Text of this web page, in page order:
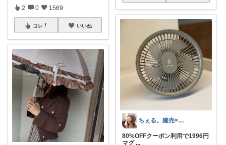
2 0 1569
コレ いいね
ちぇる。建売×暖色お家づくり
80%OFFクーポン利用で1996円
マグ ...